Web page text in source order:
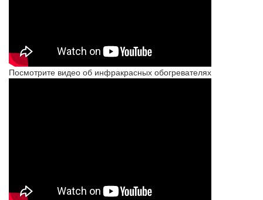
Посмотрите видео об инфракрасных обогревателях